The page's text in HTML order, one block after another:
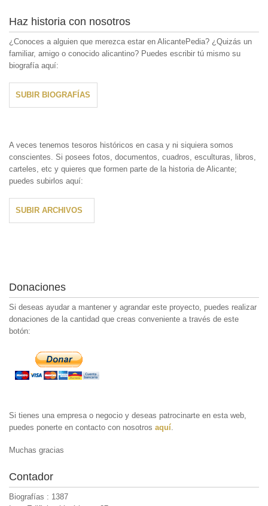
Haz historia con nosotros
¿Conoces a alguien que merezca estar en AlicantePedia? ¿Quizás un
familiar, amigo o conocido alicantino? Puedes escribir tú mismo su
biografía aquí:
SUBIR BIOGRAFÍAS
A veces tenemos tesoros históricos en casa y ni siquiera somos
conscientes. Si posees fotos, documentos, cuadros, esculturas, libros,
carteles, etc y quieres que formen parte de la historia de Alicante;
puedes subirlos aquí:
SUBIR ARCHIVOS
Donaciones
Si deseas ayudar a mantener y agrandar este proyecto, puedes realizar
donaciones de la cantidad que creas conveniente a través de este
botón:
Si tienes una empresa o negocio y deseas patrocinarte en esta web,
puedes ponerte en contacto con nosotros aquí
Muchas gracias
Contador
Biografías : 1387